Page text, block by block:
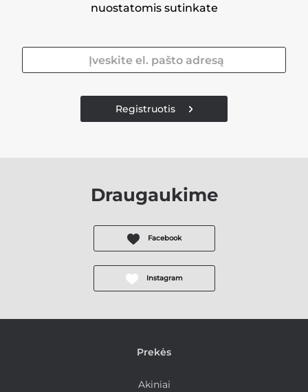
nuostatomis sutinkate
Registruotis
Draugaukime
Facebook
Instagram
Prekės
Akiniai